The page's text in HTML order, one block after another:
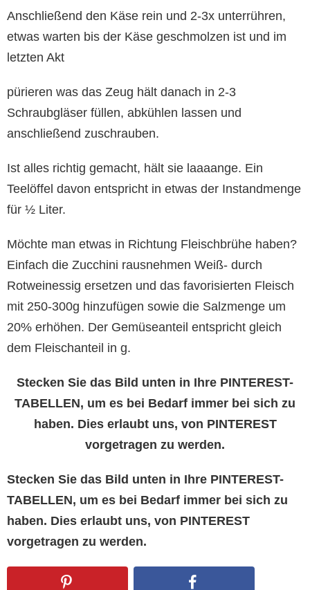
Anschließend den Käse rein und 2-3x unterrühren,
etwas warten bis der Käse geschmolzen ist und im
letzten Akt
pürieren was das Zeug hält danach in 2-3
Schraubgläser füllen, abkühlen lassen und
anschließend zuschrauben.
Ist alles richtig gemacht, hält sie laaaange. Ein
Teelöffel davon entspricht in etwas der Instandmenge
für ½ Liter.
Möchte man etwas in Richtung Fleischbrühe haben?
Einfach die Zucchini rausnehmen Weiß- durch
Rotweinessig ersetzen und das favorisierten Fleisch
mit 250-300g hinzufügen sowie die Salzmenge um
20% erhöhen. Der Gemüseanteil entspricht gleich
dem Fleischanteil in g.
Stecken Sie das Bild unten in Ihre PINTEREST-
TABELLEN, um es bei Bedarf immer bei sich zu
haben. Dies erlaubt uns, von PINTEREST
vorgetragen zu werden.
Stecken Sie das Bild unten in Ihre PINTEREST-
TABELLEN, um es bei Bedarf immer bei sich zu
haben. Dies erlaubt uns, von PINTEREST
vorgetragen zu werden.